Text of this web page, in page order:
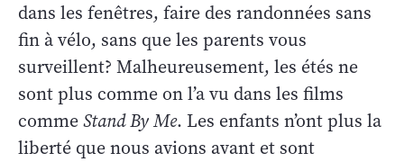
dans les fenêtres, faire des randonnées sans
fin à vélo, sans que les parents vous
surveillent? Malheureusement, les étés ne
sont plus comme on l’a vu dans les films
commeStand By Me. Les enfants n’ont plus la
liberté que nous avions avant et sont